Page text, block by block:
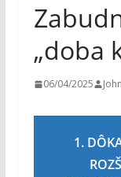
„doba
06/04/2025
1.